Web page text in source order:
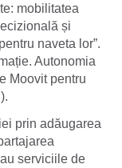
mobilitatea
și
naveta lor”.
Autonomia
Moovit pentru
prin adăugarea
serviciile de